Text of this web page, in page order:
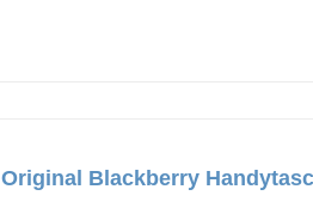
Original Blackberry